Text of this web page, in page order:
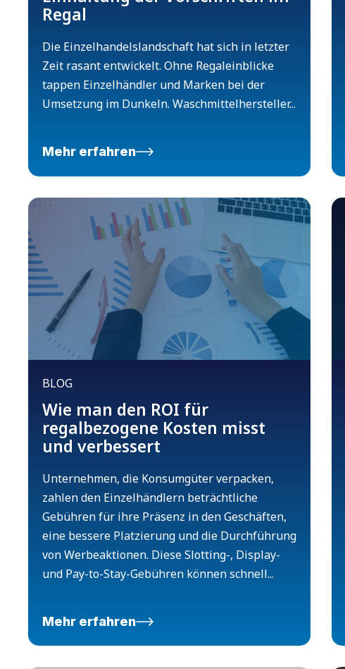
Regal
Die Einzelhandelslandschaft hat sich in letzter
Zeit rasant entwickelt. Ohne Regaleinblicke
tappen Einzelhändler und Marken bei der
Umsetzung im Dunkeln. Waschmittelhersteller...
Mehr erfahren
BLOG
Wie man den ROI für
regalbezogene Kosten misst
und verbessert
Unternehmen, die Konsumgüter verpacken,
zahlen den Einzelhändlern beträchtliche
Gebühren für ihre Präsenz in den Geschäften,
eine bessere Platzierung und die Durchführung
von Werbeaktionen. Diese Slotting-, Display-
und Pay-to-Stay-Gebühren können schnell...
Mehr erfahren